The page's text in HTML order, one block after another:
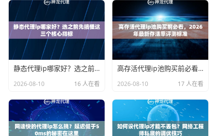
静态代理ip哪家好？选之前先搞懂这三个核心指标
2026-08-10 16 人在看
高存活代理ip池购买前必看，2026年最新存活率评测标准
2026-08-10 17 人在看